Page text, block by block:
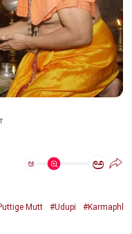
ಅ ಅ
Mutt #Udupi
#Karmaphl